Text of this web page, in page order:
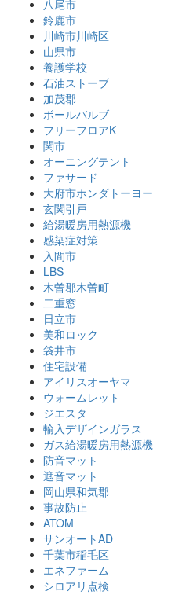
八尾市
鈴鹿市
川崎市川崎区
山県市
養護学校
石油ストーブ
加茂郡
ボールバルブ
フリーフロアK
関市
オーニングテント
ファサード
大府市ホンダトーヨー
玄関引戸
給湯暖房用熱源機
感染症対策
入間市
LBS
木曽郡木曽町
二重窓
日立市
美和ロック
袋井市
住宅設備
アイリスオーヤマ
ウォームレット
ジエスタ
輸入デザインガラス
ガス給湯暖房用熱源機
防音マット
遮音マット
岡山県和気郡
事故防止
ATOM
サンオートAD
千葉市稲毛区
エネファーム
シロアリ点検